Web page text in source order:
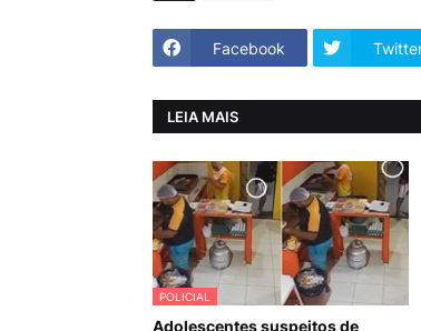
Facebook
LEIA MAIS
POLICIAL
Adolescentes suspeitos de